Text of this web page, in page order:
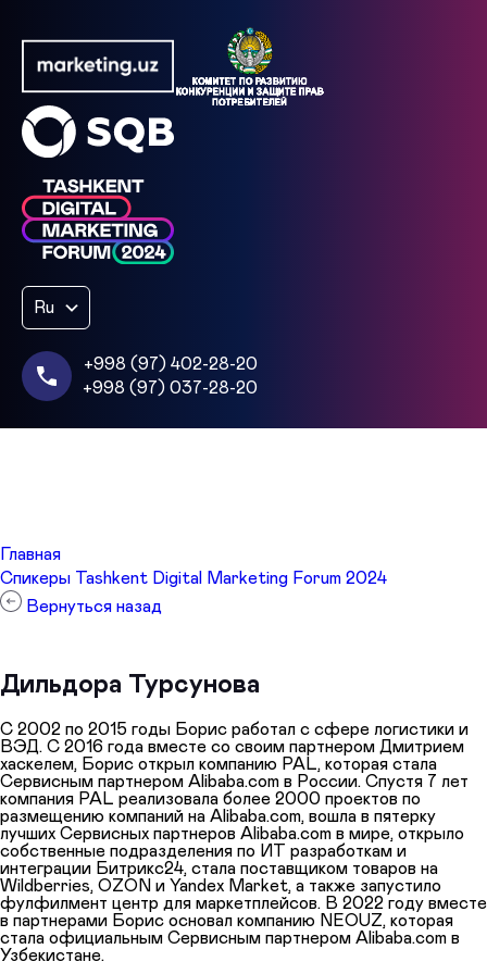
Ru
+998 (97) 402-28-20
+998 (97) 037-28-20
Главная
Спикеры Tashkent Digital Marketing Forum 2024
Вернуться назад
Дильдора Турсунова
С 2002 по 2015 годы Борис работал с сфере логистики и
ВЭД. С 2016 года вместе со своим партнером Дмитрием
xаскелем, Борис открыл компанию PAL, которая стала
Сервисным партнером Alibaba.com в России. Спустя 7 лет
компания PAL реализовала более 2000 проектов по
размещению компаний на Alibaba.com, вошла в пятерку
лучшиx Сервисныx партнеров Alibaba.com в мире, открыло
собственные подразделения по ИТ разработкам и
интеграции Битрикс24, стала поставщиком товаров на
Wildberries, OZON и Yandex Market, а также запустило
фулфилмент центр для маркетплейсов. В 2022 году вместе
в партнерами Борис основал компанию NEOUZ, которая
стала официальным Сервисным партнером Alibaba.com в
Узбекистане.